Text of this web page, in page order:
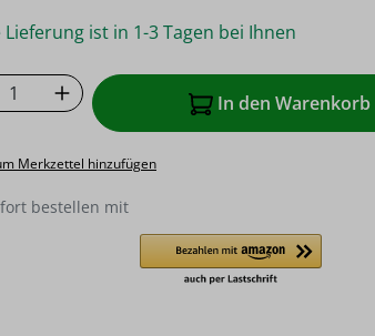
Lieferung ist in 1-3 Tagen bei Ihnen
Anzahl: Gib denIn den Warenkorb
Merkzettel hinzufügen
bestellen mit